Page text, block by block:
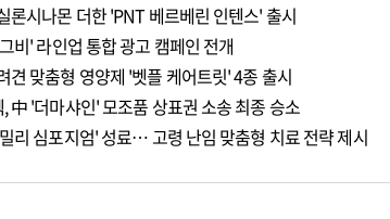
론시나몬 더한 'PNT 베르베린 인텐스' 출시
비' 라인업 통합 광고 캠페인 전개
견 맞춤형 영양제 '벳플 케어트릿' 4종 출시
中 '더마샤인' 모조품 상표권 소송 최종 승소
리 심포지엄' 성료… 고령 난임 맞춤형 치료 전략 제시